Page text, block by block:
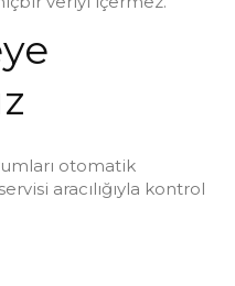
otomatik
aracılığıyla kontrol